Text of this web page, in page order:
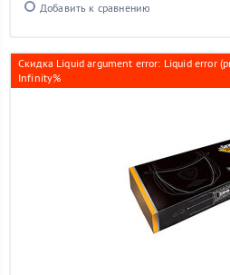
Добавить к сравнению
Скидка Liquid argument error: Liquid error
Infinity%